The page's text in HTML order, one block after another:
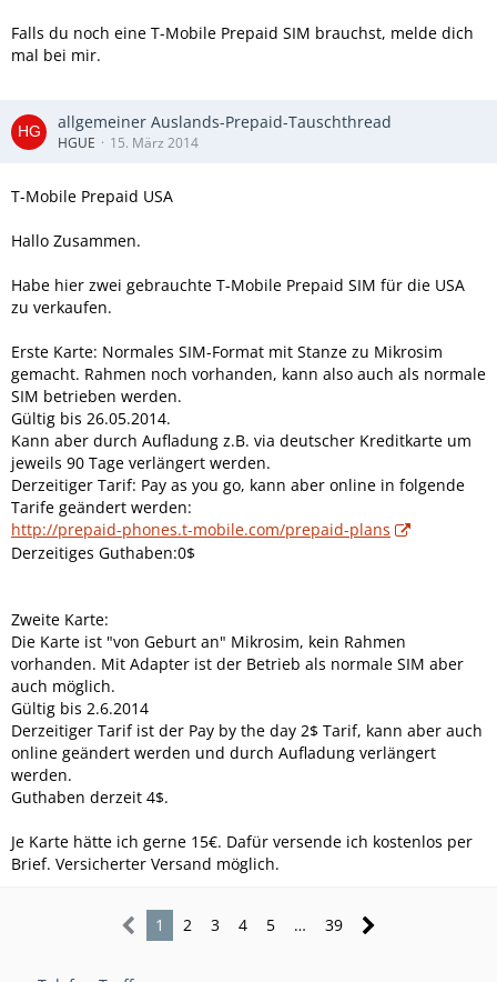
Falls du noch eine T-Mobile Prepaid SIM brauchst, melde dich
mal bei mir.
allgemeiner Auslands-Prepaid-Tauschthread
HGUE 15. März 2014
T-Mobile Prepaid USA
Hallo Zusammen.
Habe hier zwei gebrauchte T-Mobile Prepaid SIM für die USA
zu verkaufen.
Erste Karte: Normales SIM-Format mit Stanze zu Mikrosim
gemacht. Rahmen noch vorhanden, kann also auch als normale
SIM betrieben werden.
Gültig bis 26.05.2014.
Kann aber durch Aufladung z.B. via deutscher Kreditkarte um
jeweils 90 Tage verlängert werden.
Derzeitiger Tarif: Pay as you go, kann aber online in folgende
Tarife geändert werden:
http://prepaid-phones.t-mobile.com/prepaid-plans
Derzeitiges Guthaben:0$
Zweite Karte:
Die Karte ist "von Geburt an" Mikrosim, kein Rahmen
vorhanden. Mit Adapter ist der Betrieb als normale SIM aber
auch möglich.
Gültig bis 2.6.2014
Derzeitiger Tarif ist der Pay by the day 2$ Tarif, kann aber auch
online geändert werden und durch Aufladung verlängert
werden.
Guthaben derzeit 4$.
Je Karte hätte ich gerne 15€. Dafür versende ich kostenlos per
Brief. Versicherter Versand möglich.
1 2 3 4 5 … 39